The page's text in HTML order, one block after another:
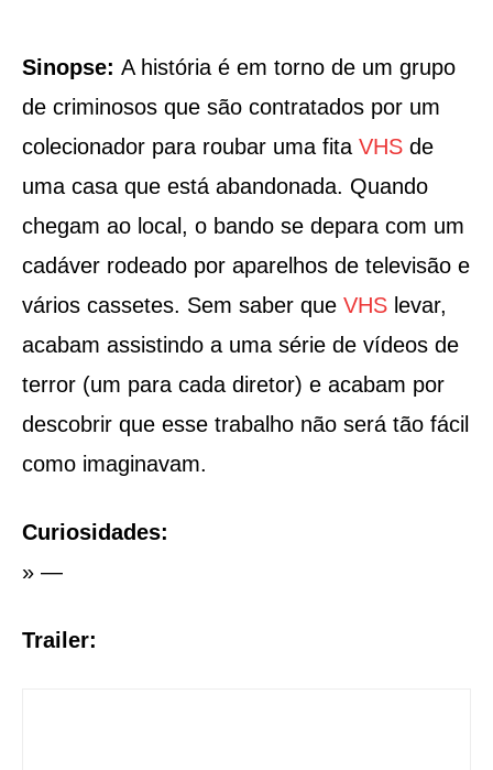
Sinopse: A história é em torno de um grupo
de criminosos que são contratados por um
colecionador para roubar uma fita VHS de
uma casa que está abandonada. Quando
chegam ao local, o bando se depara com um
cadáver rodeado por aparelhos de televisão e
vários cassetes. Sem saber que VHS levar,
acabam assistindo a uma série de vídeos de
terror (um para cada diretor) e acabam por
descobrir que esse trabalho não será tão fácil
como imaginavam.
Curiosidades:
» —
Trailer: